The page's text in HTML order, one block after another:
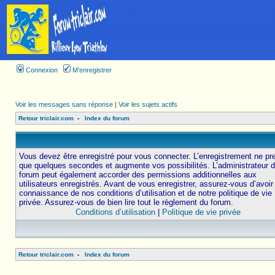
Connexion M’enregistrer
Voir les messages sans réponse | Voir les sujets actifs
Retour triclair.com - Index du forum
Vous devez être enregistré pour vous connecter. L’enregistrement ne
que quelques secondes et augmente vos possibilités. L’administrateur
forum peut également accorder des permissions additionnelles aux
utilisateurs enregistrés. Avant de vous enregistrer, assurez-vous
connaissance de nos conditions d’utilisation et de notre politique de vie
privée. Assurez-vous de bien lire tout le règlement du forum.
Conditions d’utilisation
Politique de vie privée
Retour triclair.com - Index du forum